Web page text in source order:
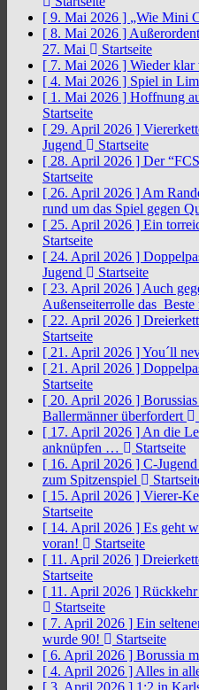
[ 9. Mai 2026 ] „Wie Mini
[ 8. Mai 2026 ]
27. Mai
Startseite
[ 7. Mai 2026 ] Wieder klar
[ 4. Mai 2026 ] Spiel in
[ 1. Mai 2026 ] Hoffnung
Startseite
[ 29. April 2026 ]
Jugend
Startseite
[ 28. April 2026 ] Der
Startseite
[ 26. April 2026 ] Am
rund um das Spiel gegen
[ 25. April 2026 ] Ein
Startseite
[ 24. April 2026 ]
Jugend
Startseite
[ 23. April 2026 ] Auch
Außenseiterrolle das Beste
[ 22. April 2026 ]
Startseite
[ 21. April 2026 ]You´ll
[ 21. April 2026 ]
Startseite
[ 20. April 2026 ]
Ballermänner überfordert
[ 17. April 2026 ] An die
anknüpfen …
Startseite
[ 16. April 2026 ] C-
zum Spitzenspiel
[ 15. April 2026 ] Vierer-
Startseite
[ 14. April 2026 ] Es geht
voran!
Startseite
[ 11. April 2026 ]
Startseite
[ 11. April 2026 ]
Startseite
[ 7. April 2026 ] Ein
wurde 90!
Startseite
[ 6. April 2026 ] Borussia
[ 4. April 2026 ] Alles in
[ 3. April 2026 ] 1:2 in